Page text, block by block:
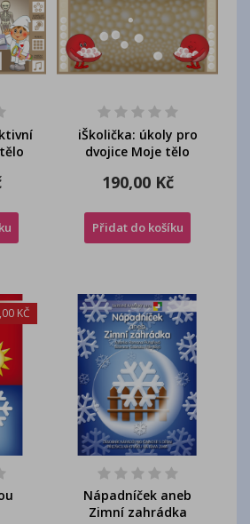
iŠkolička: úkoly pro
dvojice Moje tělo
190,00 Kč
Přidat do košíku
KČ
Nápadníček aneb
Zimní zahrádka